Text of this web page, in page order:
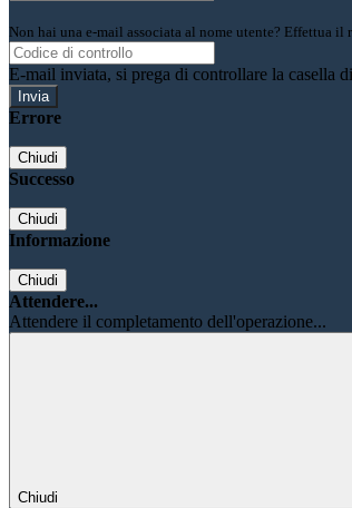
Non hai una e-mail associata al nome utente? Effettua il
E-mail inviata, si prega di controllare la casella
Errore
Chiudi
Successo
Chiudi
Informazione
Chiudi
Attendere...
Attendere il completamento dell'operazione...
Chiudi